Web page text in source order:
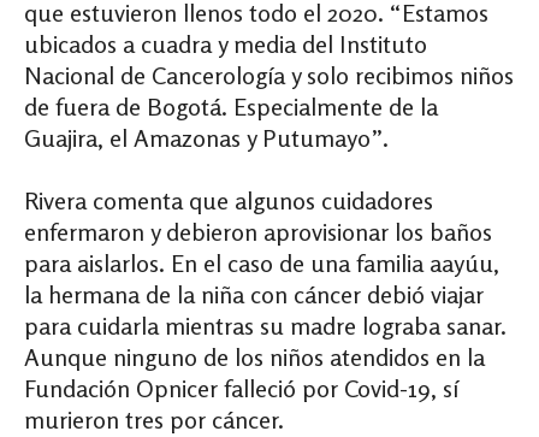
que estuvieron llenos todo el 2020. “Estamos
ubicados a cuadra y media del Instituto
Nacional de Cancerología y solo recibimos niños
de fuera de Bogotá. Especialmente de la
Guajira, el Amazonas y Putumayo”.
Rivera comenta que algunos cuidadores
enfermaron y debieron aprovisionar los baños
para aislarlos. En el caso de una familia aayúu,
la hermana de la niña con cáncer debió viajar
para cuidarla mientras su madre lograba sanar.
Aunque ninguno de los niños atendidos en la
Fundación Opnicer falleció por Covid-19, sí
murieron tres por cáncer.